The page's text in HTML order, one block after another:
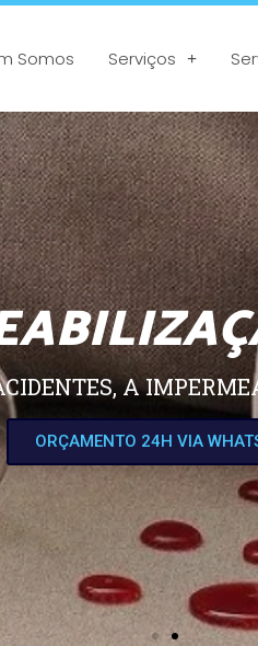
Somos Serviços
A
ORÇAMENTO 24H VIA